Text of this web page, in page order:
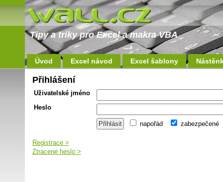
Tipy a triky pro Excel a makra VBA
Úvod Excel návod Excel šablony
Přihlášení
Uživatelské jméno
Heslo
napořád zabezpečené
Registrace >
Ztracené heslo >